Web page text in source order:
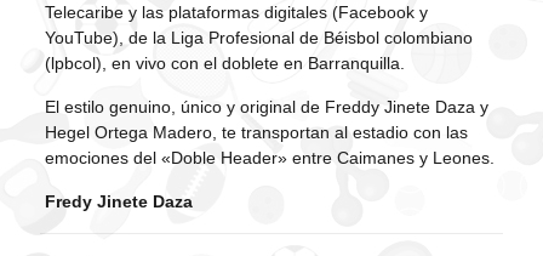
Telecaribe y las plataformas digitales (Facebook y
YouTube), de la Liga Profesional de Béisbol colombiano
(lpbcol), en vivo con el doblete en Barranquilla.
El estilo genuino, único y original de Freddy Jinete Daza y
Hegel Ortega Madero, te transportan al estadio con las
emociones del «Doble Header» entre Caimanes y Leones.
Fredy Jinete Daza